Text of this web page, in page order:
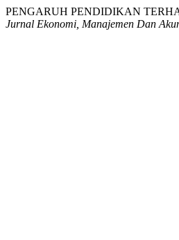
PENGARUH PENDIDIKAN
Jurnal Ekonomi, Manajemen Dan